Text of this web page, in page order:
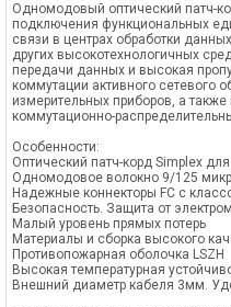
Одномодовый оптический патч-
подключения функциональных
связи в центрах обработки
других высокотехнологичных
передачи данных и высокая
коммутации активного сетевого
измерительных приборов, а
коммутационно-
Особенности:
Оптический патч-корд Simplex
Одномодовое волокно 9/125
Надежные коннекторы FC с
Безопасность. Защита от
Малый уровень прямых потерь
Материалы и сборка высокого
Противопожарная оболочка LSZH
Высокая температурная
Внешний диаметр кабеля 3мм.